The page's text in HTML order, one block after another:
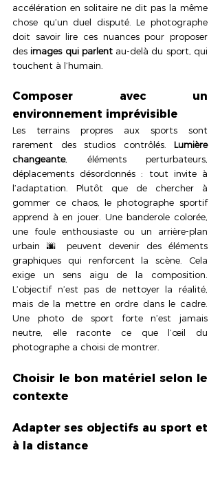
accélération en solitaire ne dit pas la même
chose qu’un duel disputé. Le photographe
doit savoir lire ces nuances pour proposer
des images qui parlent au-delà du sport, qui
touchent à l’humain.
Composer avec un
environnement imprévisible
Les terrains propres aux sports sont
rarement des studios contrôlés. Lumière
changeante, éléments perturbateurs,
déplacements désordonnés : tout invite à
l’adaptation. Plutôt que de chercher à
gommer ce chaos, le photographe sportif
apprend à en jouer. Une banderole colorée,
une foule enthousiaste ou un arrière-plan
urbain 🌆 peuvent devenir des éléments
graphiques qui renforcent la scène. Cela
exige un sens aigu de la composition.
L’objectif n’est pas de nettoyer la réalité,
mais de la mettre en ordre dans le cadre.
Une photo de sport forte n’est jamais
neutre, elle raconte ce que l’œil du
photographe a choisi de montrer.
Choisir le bon matériel selon le
contexte
Adapter ses objectifs au sport et
à la distance